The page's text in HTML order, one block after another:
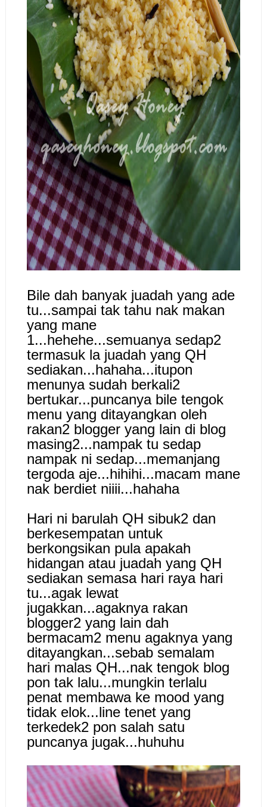
Bile dah banyak juadah yang ade
tu...sampai tak tahu nak makan
yang mane
1...hehehe...semuanya sedap2
termasuk la juadah yang QH
sediakan...hahaha...itupon
menunya sudah berkali2
bertukar...puncanya bile tengok
menu yang ditayangkan oleh
rakan2 blogger yang lain di blog
masing2...nampak tu sedap
nampak ni sedap...memanjang
tergoda aje...hihihi...macam mane
nak berdiet niiii...hahaha
Hari ni barulah QH sibuk2 dan
berkesempatan untuk
berkongsikan pula apakah
hidangan atau juadah yang QH
sediakan semasa hari raya hari
tu...agak lewat
jugakkan...agaknya rakan
blogger2 yang lain dah
bermacam2 menu agaknya yang
ditayangkan...sebab semalam
hari malas QH...nak tengok blog
pon tak lalu...mungkin terlalu
penat membawa ke mood yang
tidak elok...line tenet yang
terkedek2 pon salah satu
puncanya jugak...huhuhu